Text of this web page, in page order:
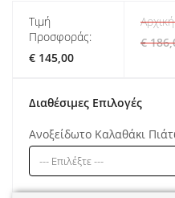
Τιμή
Προσφοράς:
€ 145,00
€
Διαθέσιμες Επιλογές
Ανοξείδωτο Καλαθάκι